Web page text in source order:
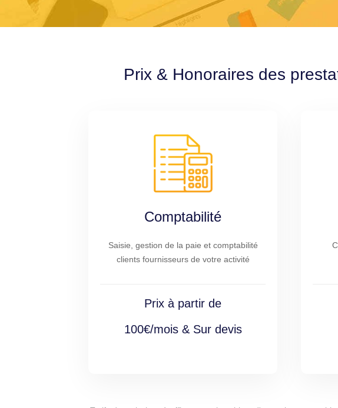
Prix & Honoraires des
Comptabilité
Saisie, gestion de la paie et comptabilité
clients fournisseurs de votre activité
Prix à partir de
100€/mois & Sur devis